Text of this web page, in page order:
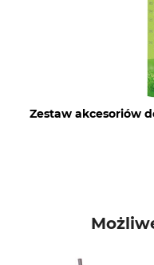
Zestaw akcesoriów